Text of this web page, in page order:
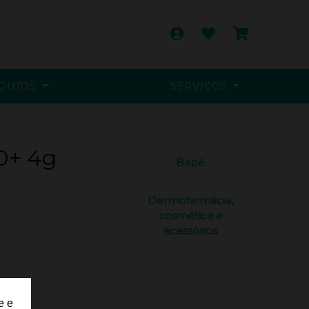
e
SERVIÇOS
4g Babé
Dermofarmácia,
cosmética e
acessórios